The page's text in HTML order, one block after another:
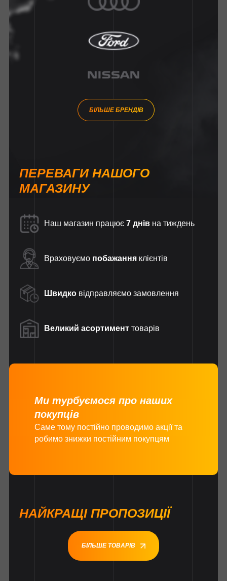
БІЛЬШЕ БРЕНДІВ
ПЕРЕВАГИ НАШОГО
МАГАЗИНУ
Наш магазин працює 7 днів на тиждень
Враховуємо побажання клієнтів
Швидко відправляємо замовлення
Великий асортимент товарів
Ми турбуємося про наших
покупців
Саме тому постійно проводимо акції та
робимо знижки постійним покупцям
НАЙКРАЩІ ПРОПОЗИЦІЇ
БІЛЬШЕ ТОВАРІВ